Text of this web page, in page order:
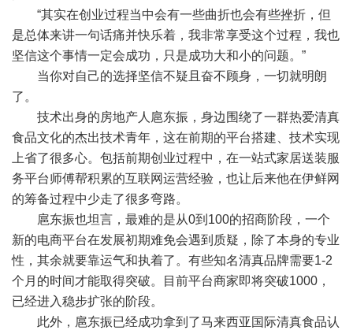
“其实在创业过程当中会有一些曲折也会有些挫折，但
是总体来讲一句话痛并快乐着，我非常享受这个过程，我也
坚信这个事情一定会成功，只是成功大和小的问题。”
当你对自己的选择坚信不疑且奋不顾身，一切就明朗
了。
技术出身的房地产人扈东振，身边围绕了一群热爱清真
食品文化的杰出技术青年，这在前期的平台搭建、技术实现
上省了很多心。包括前期创业过程中，在一站式家居送装服
务平台师傅帮积累的互联网运营经验，也让后来他在伊鲜网
的筹备过程中少走了很多弯路。
扈东振也坦言，最难的是从0到100的招商阶段，一个
新的电商平台在发展初期难免会遇到质疑，除了本身的专业
性，其余就要靠运气和执着了。有些知名清真品牌需要1-2
个月的时间才能取得突破。目前平台商家即将突破1000，
已经进入稳步扩张的阶段。
此外，扈东振已经成功拿到了马来西亚国际清真食品认